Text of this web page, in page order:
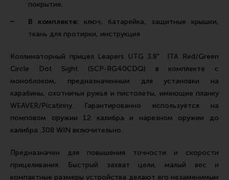
Все разделы
Обзоры
Фотоотчеты
покрытие.
В комплекте: ключ, батарейка, защитные крышки,
ткань для протирки, инструкция
Коллиматорный прицел Leapers UTG 3.8" ITA Red/Green
Circle Dot Sight (SCP-RG40CDQ) в комплекте с
моноблоком, предназначенным для установки на
карабины, охотничьи ружья и пистолеты, имеющие планку
WEAVER/Picatinny. Гарантированно используется на
помповом оружии 12 калибра и нарезном оружии до
калибра .308 WIN включительно.
Предназначен для повышения точности и скорости
прицеливания. Быстрый захват цели, малый вес и
компактные размеры устройства делают его незаменимым